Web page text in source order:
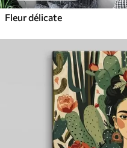
Fleur délicate